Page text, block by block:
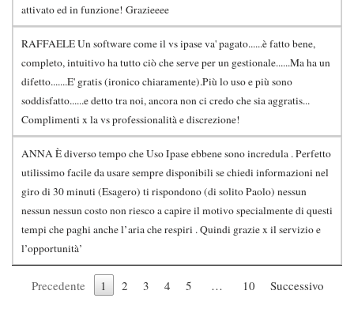
attivato ed in funzione! Grazieeee
RAFFAELE Un software come il vs ipase va' pagato......è fatto bene,
completo, intuitivo ha tutto ciò che serve per un gestionale......Ma ha un
difetto.......E' gratis (ironico chiaramente).Più lo uso e più sono
soddisfatto......e detto tra noi, ancora non ci credo che sia aggratis...
Complimenti x la vs professionalità e discrezione!
ANNA È diverso tempo che Uso Ipase ebbene sono incredula . Perfetto
utilissimo facile da usare sempre disponibili se chiedi informazioni nel
giro di 30 minuti (Esagero) ti rispondono (di solito Paolo) nessun
nessun nessun costo non riesco a capire il motivo specialmente di questi
tempi che paghi anche l’aria che respiri . Quindi grazie x il servizio e
l’opportunità’
Precedente 1 2 3 4 5 … 10 Successivo